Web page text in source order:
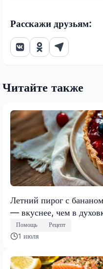
Расскажи друзьям:
Читайте также
Летний пирог с
— вкуснее, чем в
Помощь Рецепт
1 июля